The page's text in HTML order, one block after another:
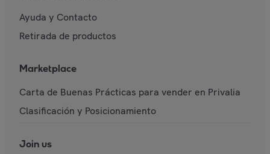
Ayuda y Contacto
Retirada de productos
Marketplace
Carta de Buenas Prácticas para vender en Privalia
Clasificación y Posicionamiento
Join us